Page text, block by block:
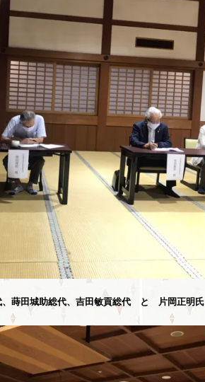
、蒔田城助総代、吉田敏貢総代 と 片岡正明氏